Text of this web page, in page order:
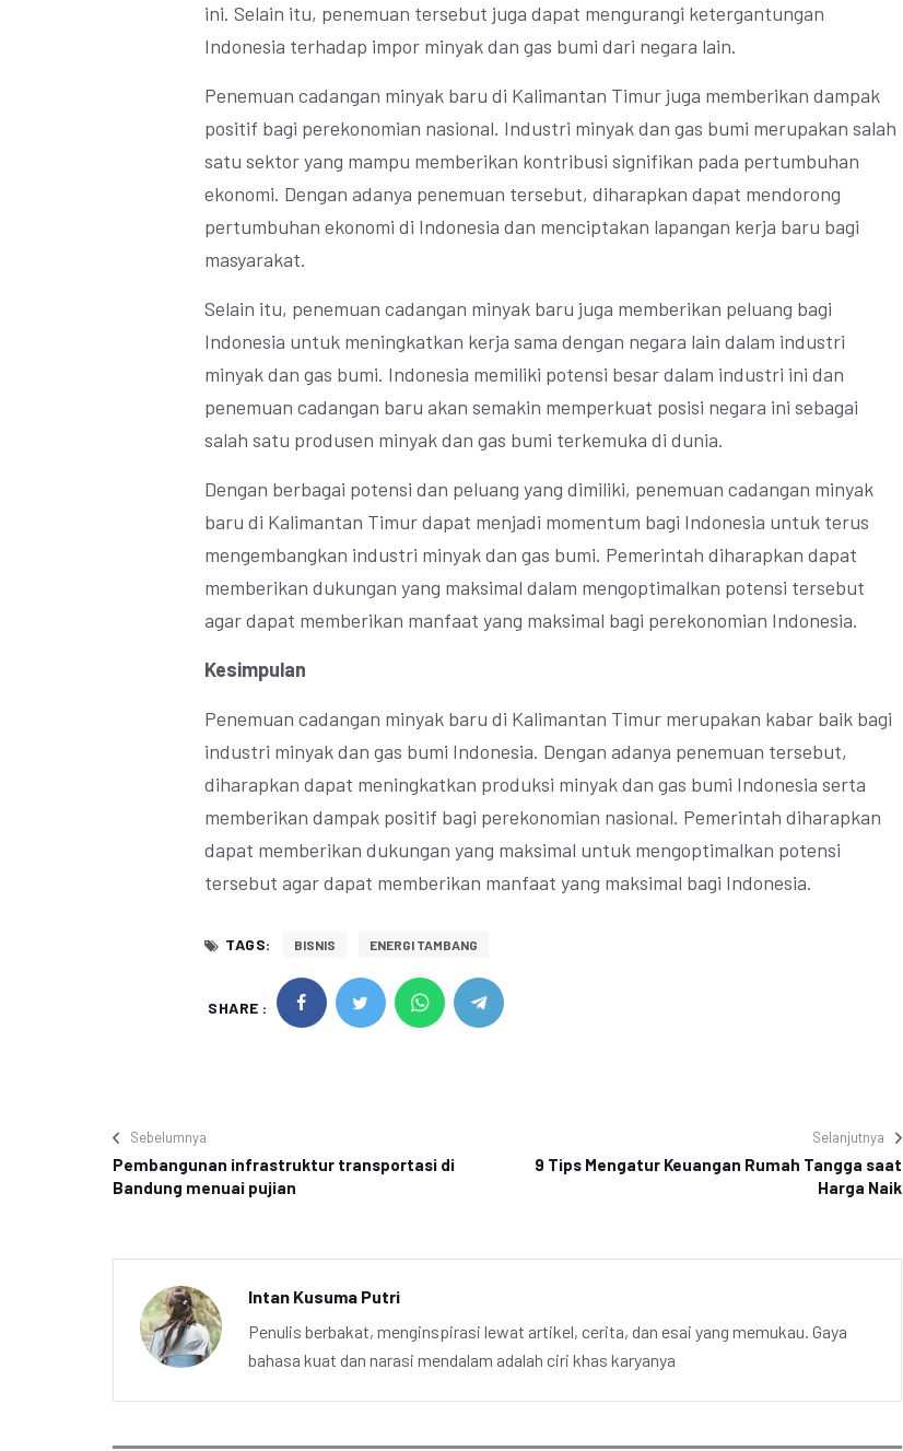
ini. Selain itu, penemuan tersebut juga dapat mengurangi ketergantungan
Indonesia terhadap impor minyak dan gas bumi dari negara lain.
Penemuan cadangan minyak baru di Kalimantan Timur juga memberikan dampak
positif bagi perekonomian nasional. Industri minyak dan gas bumi merupakan salah
satu sektor yang mampu memberikan kontribusi signifikan pada pertumbuhan
ekonomi. Dengan adanya penemuan tersebut, diharapkan dapat mendorong
pertumbuhan ekonomi di Indonesia dan menciptakan lapangan kerja baru bagi
masyarakat.
Selain itu, penemuan cadangan minyak baru juga memberikan peluang bagi
Indonesia untuk meningkatkan kerja sama dengan negara lain dalam industri
minyak dan gas bumi. Indonesia memiliki potensi besar dalam industri ini dan
penemuan cadangan baru akan semakin memperkuat posisi negara ini sebagai
salah satu produsen minyak dan gas bumi terkemuka di dunia.
Dengan berbagai potensi dan peluang yang dimiliki, penemuan cadangan minyak
baru di Kalimantan Timur dapat menjadi momentum bagi Indonesia untuk terus
mengembangkan industri minyak dan gas bumi. Pemerintah diharapkan dapat
memberikan dukungan yang maksimal dalam mengoptimalkan potensi tersebut
agar dapat memberikan manfaat yang maksimal bagi perekonomian Indonesia.
Kesimpulan
Penemuan cadangan minyak baru di Kalimantan Timur merupakan kabar baik bagi
industri minyak dan gas bumi Indonesia. Dengan adanya penemuan tersebut,
diharapkan dapat meningkatkan produksi minyak dan gas bumi Indonesia serta
memberikan dampak positif bagi perekonomian nasional. Pemerintah diharapkan
dapat memberikan dukungan yang maksimal untuk mengoptimalkan potensi
tersebut agar dapat memberikan manfaat yang maksimal bagi Indonesia.
TAGS: BISNIS ENERGI TAMBANG
SHARE :
Sebelumnya
Pembangunan infrastruktur transportasi di
Bandung menuai pujian
Selanjutnya
9 Tips Mengatur Keuangan Rumah Tangga saat
Harga Naik
Intan Kusuma Putri
Penulis berbakat, menginspirasi lewat artikel, cerita, dan esai yang memukau. Gaya
bahasa kuat dan narasi mendalam adalah ciri khas karyanya